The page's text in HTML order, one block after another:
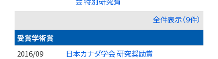
全件表示（9件）
受賞学術賞
2016/09
日本カナダ学会 研究奨励賞